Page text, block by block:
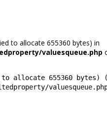
to allocate 655360 bytes) in
valuesqueue.php
to allocate 655360 bytes)